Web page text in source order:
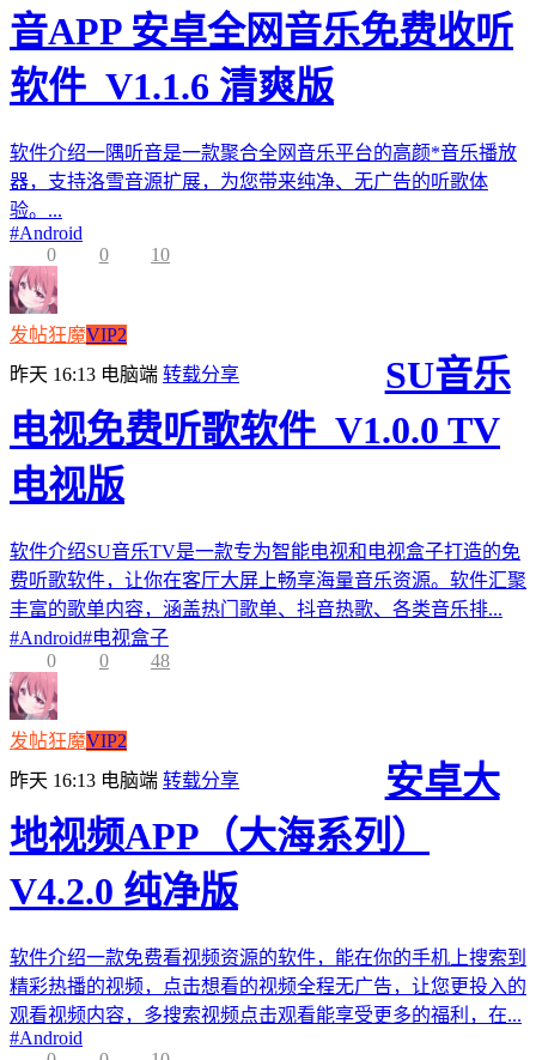
音APP 安卓全网音乐免费收听
软件_V1.1.6 清爽版
软件介绍一隅听音是一款聚合全网音乐平台的高颜*音乐播放
器，支持洛雪音源扩展，为您带来纯净、无广告的听歌体
验。...
#Android
0
0 10
发帖狂魔VIP2
昨天 16:13 电脑端 转载分享
SU音乐
电视免费听歌软件_V1.0.0 TV
电视版
软件介绍SU音乐TV是一款专为智能电视和电视盒子打造的免
费听歌软件，让你在客厅大屏上畅享海量音乐资源。软件汇聚
丰富的歌单内容，涵盖热门歌单、抖音热歌、各类音乐排...
#Android#电视盒子
0
0 48
发帖狂魔VIP2
昨天 16:13 电脑端 转载分享
安卓大
地视频APP（大海系列）
V4.2.0 纯净版
软件介绍一款免费看视频资源的软件，能在你的手机上搜索到
精彩热播的视频，点击想看的视频全程无广告，让您更投入的
观看视频内容，多搜索视频点击观看能享受更多的福利，在...
#Android